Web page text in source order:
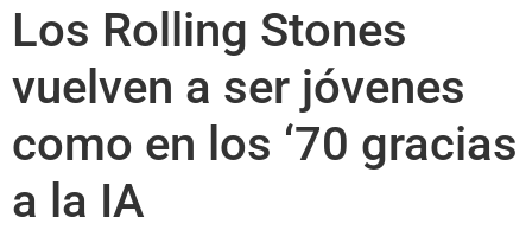
Los Rolling Stones
vuelven a ser jóvenes
como en los ‘70 gracias
a la IA